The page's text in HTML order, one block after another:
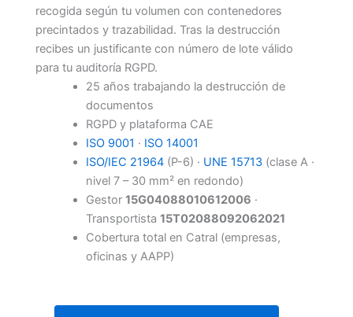
recogida según tu volumen con contenedores
precintados y trazabilidad. Tras la destrucción
recibes un justificante con número de lote válido
para tu auditoría RGPD.
25 años trabajando la destrucción de
documentos
RGPD y plataforma CAE
ISO 9001 · ISO 14001
ISO/IEC 21964(P-6) · UNE 15713(clase A ·
nivel 7 – 30 mm² en redondo)
Gestor 15G04088010612006 ·
Transportista 15T02088092062021
Cobertura total en Catral (empresas,
oficinas y AAPP)